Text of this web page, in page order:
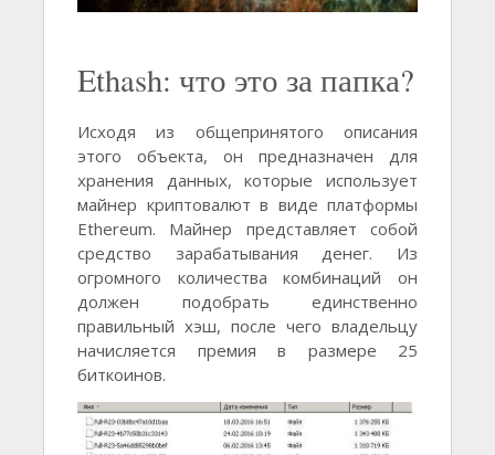
Ethash: что это за папка?
Исходя из общепринятого описания
этого объекта, он предназначен для
хранения данных, которые использует
майнер криптовалют в виде платформы
Ethereum. Майнер представляет собой
средство зарабатывания денег. Из
огромного количества комбинаций он
должен подобрать единственно
правильный хэш, после чего владельцу
начисляется премия в размере 25
биткоинов.